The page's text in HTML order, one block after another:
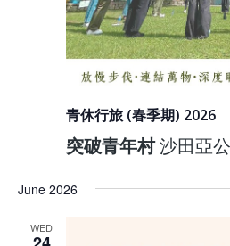
青休行旅 (春季期) 2026
突破青年村沙田亞
June 2026
WED